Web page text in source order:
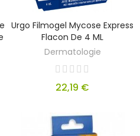
Urgo Filmogel Mycose Express
Flacon De 4 ML
Dermatologie
22,19 €